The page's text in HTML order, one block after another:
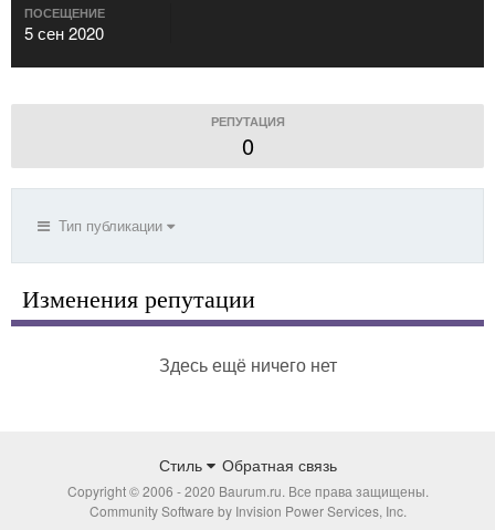
ПОСЕЩЕНИЕ
5 сен 2020
РЕПУТАЦИЯ
0
Тип публикации
Изменения репутации
Здесь ещё ничего нет
Стиль Обратная связь
Copyright © 2006 - 2020 Baurum.ru. Все права защищены.
Community Software by Invision Power Services, Inc.